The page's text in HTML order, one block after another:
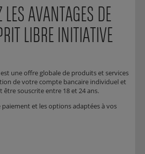
LES AVANTAGES DE
LIBRE INITIATIVE
une offre globale de produits et services
de votre compte bancaire individuel et
souscrite entre 18 et 24 ans.
paiement et les options adaptées à vos